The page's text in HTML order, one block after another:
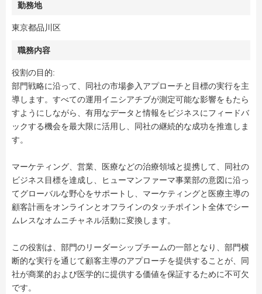
勤務地
東京都品川区
職務内容
役割の目的:
部門戦略に沿って、同社の市場参入アプローチと目標の実行を主
導します。すべての運用イニシアチブが測定可能な影響をもたら
すようにしながら、有用なデータと情報をビジネスにフィードバ
ックする機会を最大限に活用し、同社の継続的な成功を推進しま
す。
マーケティング、営業、医療などの治療領域と提携して、同社の
ビジネス目標を達成し、ヒューマンファーマ事業部の意図に沿っ
てグローバルな野心をサポートし、マーケティングと医療主導の
顧客計画をオンラインとオフラインのタッチポイント全体でシー
ムレスなオムニチャネル活動に変換します。
この役割は、部門のリーダーシップチームの一部となり、部門横
断的な実行を通じて顧客主導のアプローチを提供することが、同
社が商業的および医学的に提供する価値を保証するために不可欠
です。